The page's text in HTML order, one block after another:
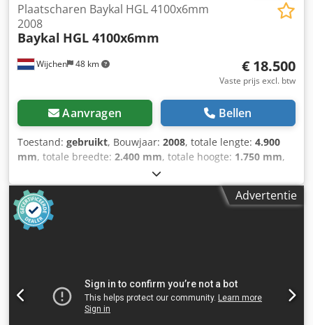
Wijchen 48 km
Plaatscharen Baykal HGL 4100x6mm
2008
Baykal HGL 4100x6mm
€ 18.500
Vaste prijs excl. btw
Aanvragen Bellen
Toestand: gebruikt, Bouwjaar: 2008, totale lengte: 4.900
mm, totale breedte: 2.400 mm, totale hoogte: 1.750 mm,
Kleur: Wit Gewicht: 9.500 kg - Bouwjaar: 2008 -
Documentatie aanwezig: Nee - CE markering aanwezig: Ja -
CE certificaat aanwezig: Nee - Serienummer: 14418 -
Aansturing: Conventioneel - Merk aansturing: Elgo -
Aandrijving: Hydraulisch - Uitvoering: Swing-beam -
Hooghoudinrichting: Pneumatisch Crjdpfx Aey Tnzvslxof -
Vingerbeveiliging: Lichtscherm - Hoekverstelling: Motorisch
- Snijspleetinstelling: Motorisch - Tafeltype: Vaste tafel -
Advertentie